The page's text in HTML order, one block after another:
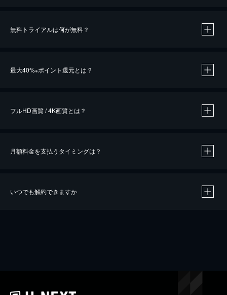
無料トライアルは何が無料？
最大40%※ポイント還元とは？
※40％ポイント還元の対象は、クレジットカード決済による作品の購入 / レンタルです。
iOSアプリのUコイン決済による作品の購入 / レンタルは、20％のポイント還元です。
フルHD画質 / 4K画質とは？
月額料金を支払うタイミングは？
いつでも解約できますか